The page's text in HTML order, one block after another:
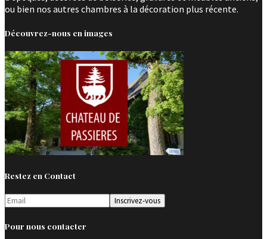
ou bien nos autres chambres à la décoration plus récente.
Découvrez-nous en images
Restez en Contact
Pour nous contacter